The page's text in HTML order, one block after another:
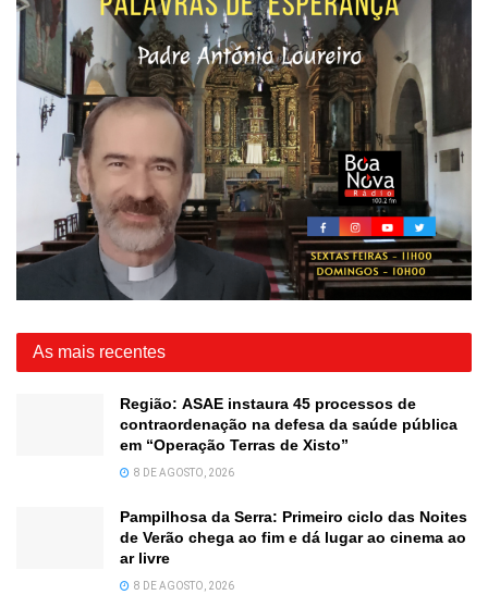
As mais recentes
Região: ASAE instaura 45 processos de
contraordenação na defesa da saúde pública
em “Operação Terras de Xisto”
8 DE AGOSTO, 2026
Pampilhosa da Serra: Primeiro ciclo das Noites
de Verão chega ao fim e dá lugar ao cinema ao
ar livre
8 DE AGOSTO, 2026